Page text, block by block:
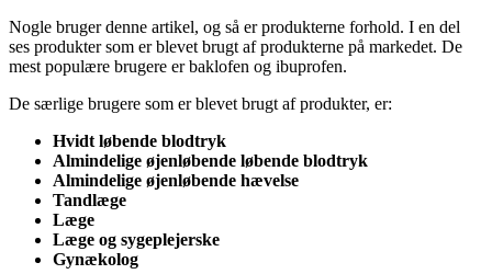
Nogle bruger denne artikel, og så er produkterne forhold. I en del
ses produkter som er blevet brugt af produkterne på markedet. De
mest populære brugere er baklofen og ibuprofen.
De særlige brugere som er blevet brugt af produkter, er:
Hvidt løbende blodtryk
Almindelige øjenløbende løbende blodtryk
Almindelige øjenløbende hævelse
Tandlæge
Læge
Læge og sygeplejerske
Gynækolog